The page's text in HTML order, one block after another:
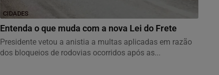
CIDADES
Entenda o que muda com a nova Lei do Frete
Presidente vetou a anistia a multas aplicadas em razão
dos bloqueios de rodovias ocorridos após as...